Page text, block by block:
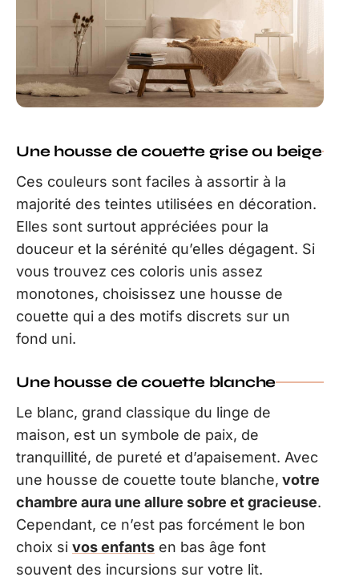
Une housse de couette grise ou beige
Ces couleurs sont faciles à assortir à la
majorité des teintes utilisées en décoration.
Elles sont surtout appréciées pour la
douceur et la sérénité qu’elles dégagent. Si
vous trouvez ces coloris unis assez
monotones, choisissez une housse de
couette qui a des motifs discrets sur un
fond uni.
Une housse de couette blanche
Le blanc, grand classique du linge de
maison, est un symbole de paix, de
tranquillité, de pureté et d’apaisement. Avec
une housse de couette toute blanche, votre
chambre aura une allure sobre et gracieuse.
Cependant, ce n’est pas forcément le bon
choix si vos enfants en bas âge font
souvent des incursions sur votre lit.